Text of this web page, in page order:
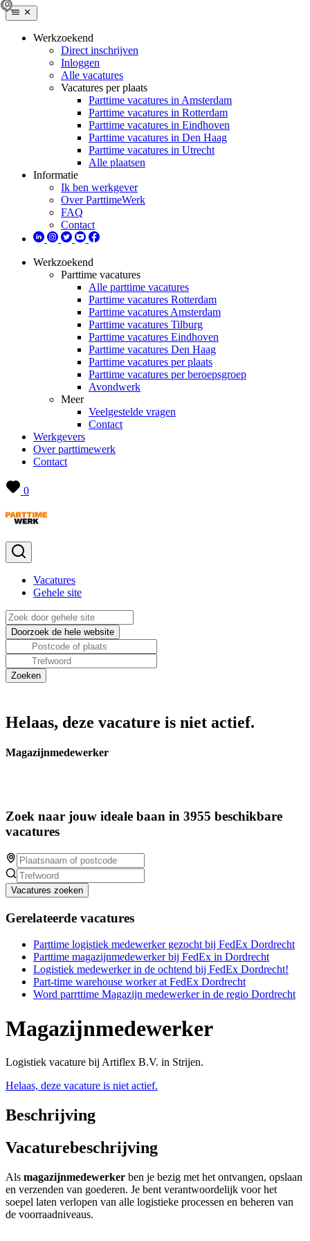
Werkzoekend
Direct inschrijven
Inloggen
Alle vacatures
Vacatures per plaats
Parttime vacatures in Amsterdam
Parttime vacatures in Rotterdam
Parttime vacatures in Eindhoven
Parttime vacatures in Den Haag
Parttime vacatures in Utrecht
Alle plaatsen
Informatie
Ik ben werkgever
Over ParttimeWerk
FAQ
Contact
Werkzoekend
Parttime vacatures
Alle parttime vacatures
Parttime vacatures Rotterdam
Parttime vacatures Amsterdam
Parttime vacatures Tilburg
Parttime vacatures Eindhoven
Parttime vacatures Den Haag
Parttime vacatures per plaats
Parttime vacatures per beroepsgroep
Avondwerk
Meer
Veelgestelde vragen
Contact
Werkgevers
Over parttimewerk
Contact
0
Vacatures
Gehele site
Helaas, deze vacature is niet actief.
Magazijnmedewerker
Zoek naar jouw ideale baan in 3955 beschikbare
vacatures
Vacatures zoeken
Gerelateerde vacatures
Parttime logistiek medewerker gezocht bij FedEx Dordrecht
Parttime magazijnmedewerker bij FedEx in Dordrecht
Logistiek medewerker in de ochtend bij FedEx Dordrecht!
Part-time warehouse worker at FedEx Dordrecht
Word parrttime Magazijn medewerker in de regio Dordrecht
Magazijnmedewerker
Logistiek vacature bij Artiflex B.V. in Strijen.
Helaas, deze vacature is niet actief.
Beschrijving
Vacaturebeschrijving
Als magazijnmedewerker ben je bezig met het ontvangen, opslaan
en verzenden van goederen. Je bent verantwoordelijk voor het
soepel laten verlopen van alle logistieke processen en beheren van
de voorraadniveaus.